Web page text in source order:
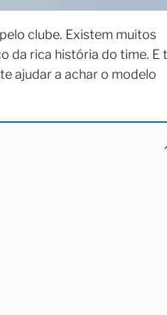
clube. Existem muitos
da rica história do time. E
ajudar a achar o modelo